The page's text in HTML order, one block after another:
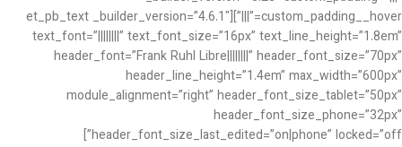
custom_padding__hover=”|||”][et_pb_text _builder_version=”4.6.1″
text_font=”||||||||” text_font_size=”16px” text_line_height=”1.8em”
header_font=”Frank Ruhl Libre||||||||” header_font_size=”70px”
header_line_height=”1.4em” max_width=”600px”
module_alignment=”right” header_font_size_tablet=”50px”
header_font_size_phone=”32px”
header_font_size_last_edited=”on|phone” locked=”off”]